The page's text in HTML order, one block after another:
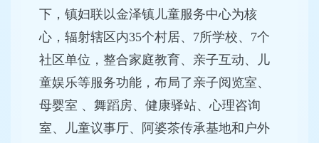
下，镇妇联以金泽镇儿童服务中心为核
心，辐射辖区内35个村居、7所学校、7个
社区单位，整合家庭教育、亲子互动、儿
童娱乐等服务功能，布局了亲子阅览室、
母婴室 、舞蹈房、健康驿站、心理咨询
室、儿童议事厅、阿婆茶传承基地和户外